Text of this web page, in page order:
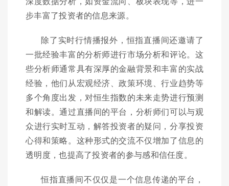
步丰富了投资者的信息来源。
除了实时行情播报外，恒指直播间还邀请了
一批经验丰富的分析师进行市场分析和评论。这
些分析师通常具有深厚的金融背景和丰富的实战
经验，他们从宏观经济、政策环境、行业趋势等
多个角度出发，对恒生指数的未来走势进行预测
和解读。通过直播间的平台，分析师们可以与观
众进行实时互动，解答投资者的疑问，分享投资
心得和策略。这种形式的交流不仅增加了信息的
透明度，也提高了投资者的参与感和信任度。
恒指直播间不仅仅是一个信息传递的平台，